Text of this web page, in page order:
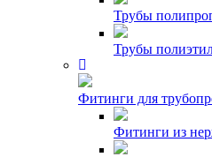
Трубы
Трубы
Фитинги для
Фитинги из